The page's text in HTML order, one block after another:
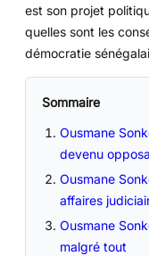
est son projet
quelles sont les
démocratie
Sommaire
Ousmane
devenu
Ousmane
affaires
Ousmane
malgré tout